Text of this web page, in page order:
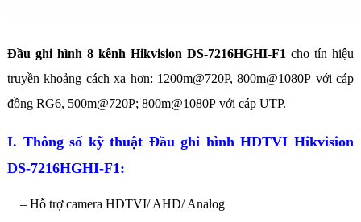
Đầu ghi hình 8 kênh Hikvision DS-7216HGHI-F1cho tín hiệu
truyền khoảng cách xa hơn: 1200m@720P, 800m@1080P với cáp
đồng RG6, 500m@720P; 800m@1080P với cáp UTP.
I. Thông số kỹ thuật Đầu ghi hình HDTVI Hikvision
DS-7216HGHI-F1:
– Hỗ trợ camera HDTVI/ AHD/ Analog